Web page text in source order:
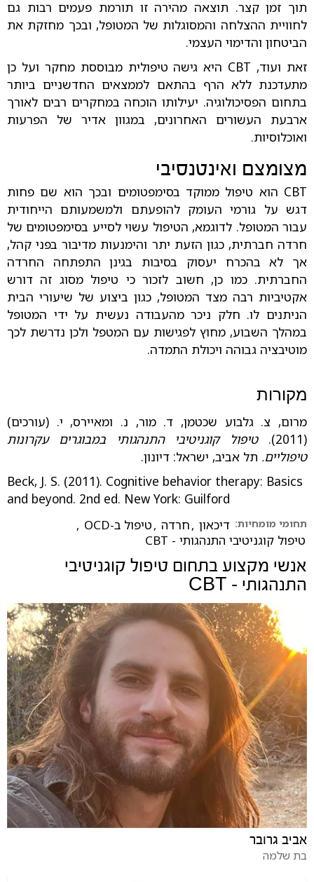
תוך זמן קצר. תוצאה מהירה זו תורמת פעמים רבות גם
לחוויית ההצלחה והמסוגלות של המטופל, ובכך מחזקת את
הביטחון והדימוי העצמי.
זאת ועוד, CBT היא גישה טיפולית מבוססת מחקר ועל כן
מתעדכנת ללא הרף בהתאם לממצאים החדשניים ביותר
בתחום הפסיכולוגיה. יעילותו הוכחה במחקרים רבים לאורך
ארבעת העשורים האחרונים, במגוון אדיר של הפרעות
ואוכלוסיות.
מצומצם ואינטנסיבי
CBT הוא טיפול ממוקד בסימפטומים ובכך הוא שם פחות
דגש על גורמי העומק להופעתם ולמשמעותם הייחודית
עבור המטופל. לדוגמא, הטיפול עשוי לסייע בסימפטומים של
חרדה חברתית, כגון הזעת יתר והימנעות מדיבור בפני קהל,
אך לא בהכרח יעסוק בסיבות בגינן התפתחה החרדה
החברתית. כמו כן, חשוב לזכור כי טיפול מסוג זה דורש
אקטיביות רבה מצד המטופל, כגון ביצוע של שיעורי הבית
הניתנים לו. חלק ניכר מהעבודה נעשית על ידי המטופל
במהלך השבוע, מחוץ לפגישות עם המטפל ולכן נדרשת לכך
מוטיבציה גבוהה ויכולת התמדה.
מקורות
מרום, צ. גלבוע שכטמן, ד. מור, נ. ומאיירס, י. (עורכים)
(2011).
טיפול קוגניטיבי התנהגותי במבוגרים עקרונות
טיפוליים. תל אביב, ישראל: דיונון.
Beck, J. S. (2011). Cognitive behavior therapy: Basics
and beyond. 2nd ed. New York: Guilford
תחומי מומחיות: דיכאון ,חרדה ,טיפול ב-OCD
,
טיפול קוגניטיבי התנהגותי - CBT
אנשי מקצוע בתחום טיפול קוגניטיבי
התנהגותי - CBT
אביב גרובר
בת שלמה